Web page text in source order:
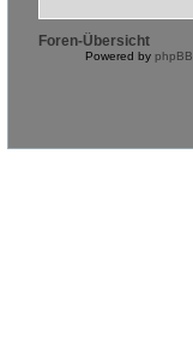
Foren-Übersicht
Powered by phpBB